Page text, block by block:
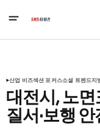
산업 비즈섹션 포커스소셜 트렌드지
대전시, 노
질서·보행